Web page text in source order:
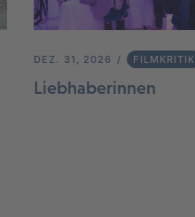
DEZ. 31, 2026 FILMKRITIK
Liebhaberinnen